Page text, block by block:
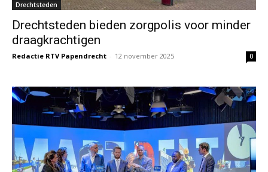
Drechtsteden
Drechtsteden bieden zorgpolis voor minder
draagkrachtigen
Redactie RTV Papendrecht - 12 november 2025 0